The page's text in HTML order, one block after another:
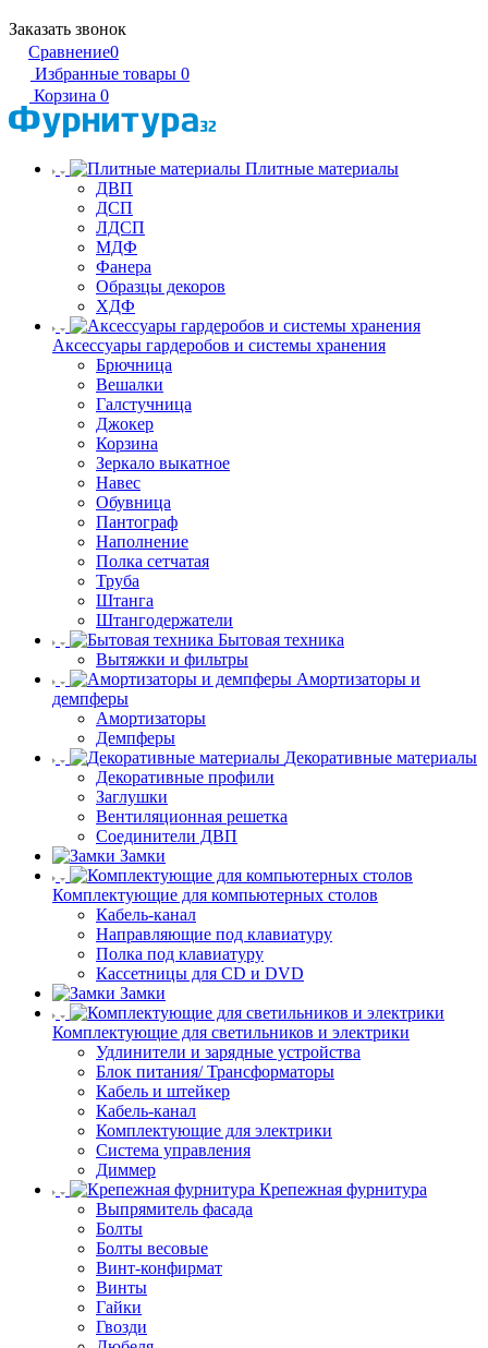
Заказать звонок
Сравнение0
Избранные товары 0
Корзина 0
Плитные материалы
ДВП
ДСП
ЛДСП
МДФ
Фанера
Образцы декоров
ХДФ
Аксессуары гардеробов и системы хранения
Брючница
Вешалки
Галстучница
Джокер
Корзина
Зеркало выкатное
Навес
Обувница
Пантограф
Наполнение
Полка сетчатая
Труба
Штанга
Штангодержатели
Бытовая техника
Вытяжки и фильтры
Амортизаторы и
демпферы
Амортизаторы
Демпферы
Декоративные материалы
Декоративные профили
Заглушки
Вентиляционная решетка
Соединители ДВП
Замки
Комплектующие для компьютерных столов
Кабель-канал
Направляющие под клавиатуру
Полка под клавиатуру
Кассетницы для CD и DVD
Замки
Комплектующие для светильников и электрики
Удлинители и зарядные устройства
Блок питания/ Трансформаторы
Кабель и штейкер
Кабель-канал
Комплектующие для электрики
Система управления
Диммер
Крепежная фурнитура
Выпрямитель фасада
Болты
Болты весовые
Винт-конфирмат
Винты
Гайки
Гвозди